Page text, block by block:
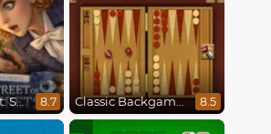
Hidden Object: Street Of Secrets 8.7 Classic Backgammon 8.5